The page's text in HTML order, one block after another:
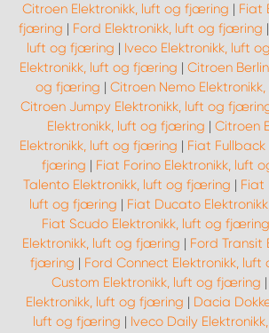
Citroen Elektronikk, luft og fjæring | Fiat
fjæring | Ford Elektronikk, luft og fjæring |
luft og fjæring | Iveco Elektronikk, luft
Elektronikk, luft og fjæring | Citroen
og fjæring | Citroen Nemo
Citroen Jumpy Elektronikk, luft og
Elektronikk, luft og fjæring | Citroen
Elektronikk, luft og fjæring | Fiat Fullback
fjæring | Fiat Forino Elektronikk, luft
Talento Elektronikk, luft og fjæring | Fiat
luft og fjæring | Fiat Ducato
Fiat Scudo Elektronikk, luft og fjæring
Elektronikk, luft og fjæring | Ford Transit
fjæring | Ford Connect Elektronikk,
Custom Elektronikk, luft og fjæring |
Elektronikk, luft og fjæring | Dacia
luft og fjæring | Iveco Daily